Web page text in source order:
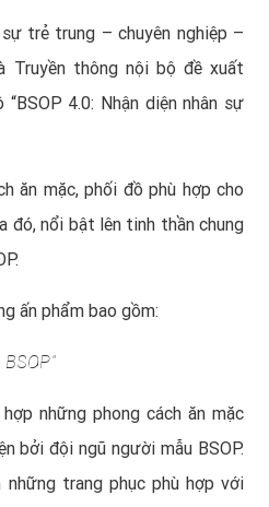
trẻ trung – chuyên nghiệp –
Truyền thông nội bộ đề xuất
4.0: Nhận diện nhân sự
ăn mặc, phối đồ phù hợp cho
đó, nổi bật lên tinh thần chung
ấn phẩm bao gồm:
những phong cách ăn mặc
bởi đội ngũ người mẫu BSOP.
những trang phục phù hợp với